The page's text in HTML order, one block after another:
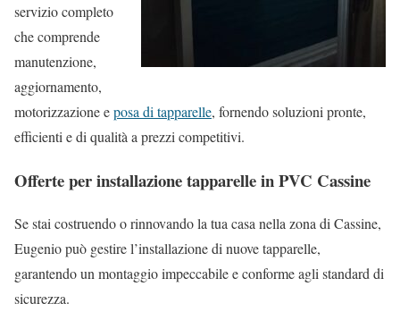
servizio completo
che comprende
manutenzione,
aggiornamento,
motorizzazione eposa di tapparelle, fornendo soluzioni pronte,
efficienti e di qualità a prezzi competitivi.
Offerte per installazione tapparelle in PVC Cassine
Se stai costruendo o rinnovando la tua casa nella zona di Cassine,
Eugenio può gestire l’installazione di nuove tapparelle,
garantendo un montaggio impeccabile e conforme agli standard di
sicurezza.